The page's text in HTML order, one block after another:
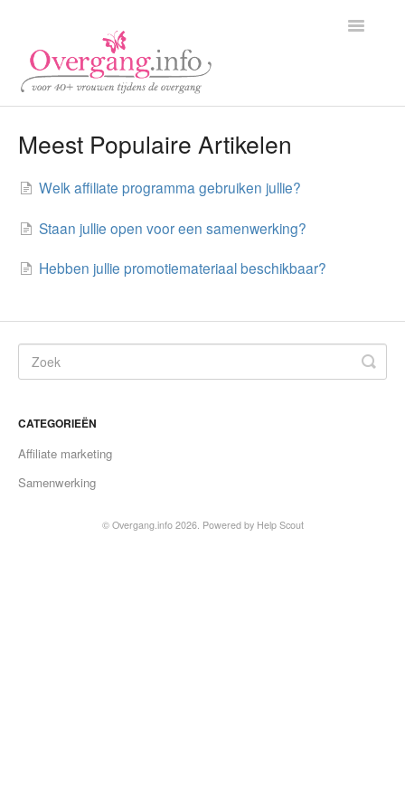
Toggle
Meest Populaire Artikelen
Welk affiliate programma gebruiken jullie?
Staan jullie open voor een samenwerking?
Hebben jullie promotiemateriaal beschikbaar?
CATEGORIEËN
Affiliate marketing
Samenwerking
© Overgang.info2026. Powered by Help Scout